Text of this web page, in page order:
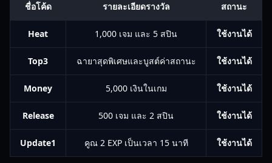
ชื่อโค้ด รายละเอียดรางวัล สถานะ
Heat 1,000 เจม และ 5 สปิน ใช้งานได้
Top3 ฉายาสุดพิเศษและบูสต์ค่าสถานะ ใช้งานได้
Money 5,000 เงินในเกม ใช้งานได้
Release 500 เจม และ 2 สปิน ใช้งานได้
Update1 คูณ 2 EXP เป็นเวลา 15 นาที ใช้งานได้